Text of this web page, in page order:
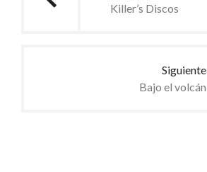
Killer’s Discos
Siguiente
Bajo el volcán